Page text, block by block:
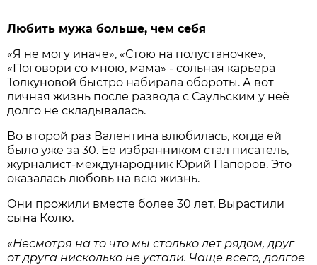
Любить мужа больше, чем себя
«Я не могу иначе», «Стою на полустаночке»,
«Поговори со мною, мама» - сольная карьера
Толкуновой быстро набирала обороты. А вот
личная жизнь после развода с Саульским у неё
долго не складывалась.
Во второй раз Валентина влюбилась, когда ей
было уже за 30. Её избранником стал писатель,
журналист-международник Юрий Папоров. Это
оказалась любовь на всю жизнь.
Они прожили вместе более 30 лет. Вырастили
сына Колю.
«Несмотря на то что мы столько лет рядом, друг
от друга нисколько не устали. Чаще всего, долгое